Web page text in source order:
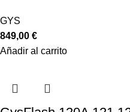
GYS
849,00 €
Añadir al carrito